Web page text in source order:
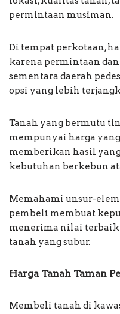
permintaan musiman.
Di tempat perkotaan,
karena permintaan
sementara daerah
opsi yang lebih
Tanah yang bermutu
mempunyai harga
memberikan hasil
kebutuhan berkebun
Memahami unsur-
pembeli membuat
menerima nilai terbaik
tanah yang subur.
Harga Tanah Taman
Membeli tanah di